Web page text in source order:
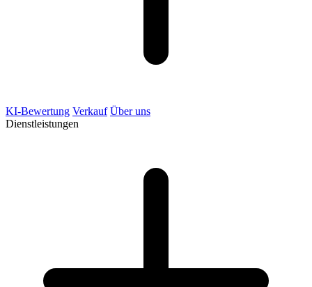
KI-Bewertung Verkauf Über uns
Dienstleistungen